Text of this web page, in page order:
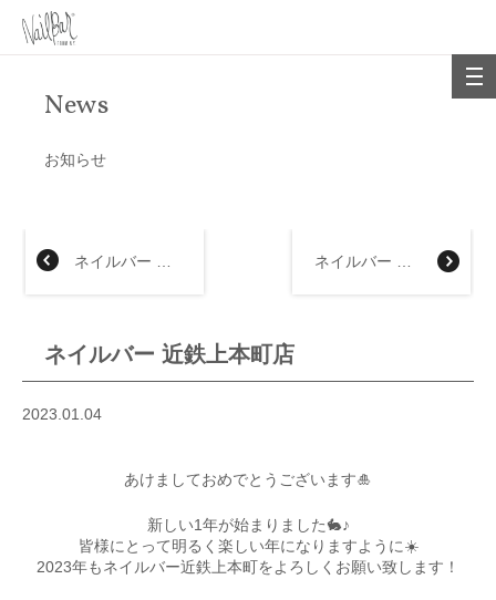
News
お知らせ
ネイルバー 近鉄上本町店
2023.01.04
あけましておめでとうございます🎍
新しい1年が始まりました🐇♪
皆様にとって明るく楽しい年になりますように☀️
2023年もネイルバー近鉄上本町をよろしくお願い致します！